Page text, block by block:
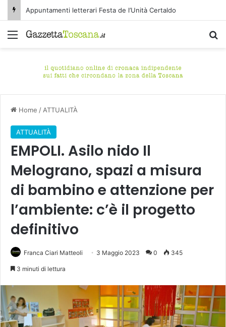
Appuntamenti letterari Festa de l’Unità Certaldo
Menu
Home / ATTUALITÀ
ATTUALITÀ
EMPOLI. Asilo nido Il
Melograno, spazi a misura
di bambino e attenzione per
l’ambiente: c’è il progetto
definitivo
Franca Ciari Matteoli 3 Maggio 2023 0 345
3 minuti di lettura